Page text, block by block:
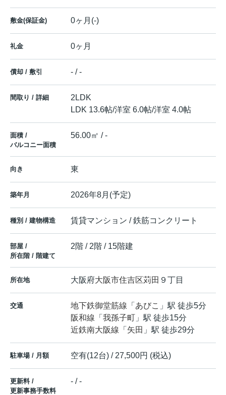
敷金(保証金) 0ヶ月(-)
礼金 0ヶ月
償却 / 敷引 - / -
間取り / 詳細
2LDK
LDK 13.6帖/洋室 6.0帖/洋室 4.0帖
面積 /
バルコニー面積
56.00㎡ / -
向き 東
築年月 2026年8月(予定)
種別 / 建物構造 賃貸マンション / 鉄筋コンクリート
部屋 /
所在階 / 階建て
2階 / 2階 / 15階建
所在地 大阪府大阪市住吉区苅田 ９丁目
交通 地下鉄御堂筋線 「 あびこ 」駅 徒歩5分
阪和線 「 我孫子町 」駅 徒歩15分
近鉄南大阪線 「 矢田 」駅 徒歩29分
駐車場 / 月額 空有(12台) / 27,500円 (税込)
更新料 /
更新事務手数料
- / -